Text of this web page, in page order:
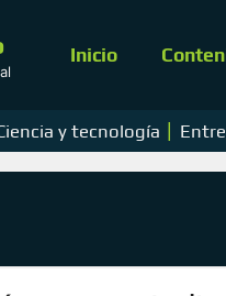
Inicio
y tecnología |